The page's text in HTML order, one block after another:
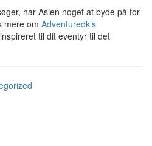
har Asien noget at byde på for
mere om Adventuredk’s
til dit eventyr til det